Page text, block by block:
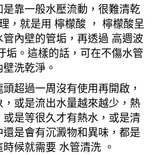
靠一般水壓流動，很難清乾
，就是用 檸檬酸 ， 檸檬酸呈
內壁的管垢，再透過 高週波
垢。這樣的話，可在不傷水管
洗乾淨。
超過一周沒有使用再開啟，
或是流出水量越來越少，熱
是等很久才有熱水，或是清
是會有沉澱物和異味，都是
候就需要 水管清洗 。